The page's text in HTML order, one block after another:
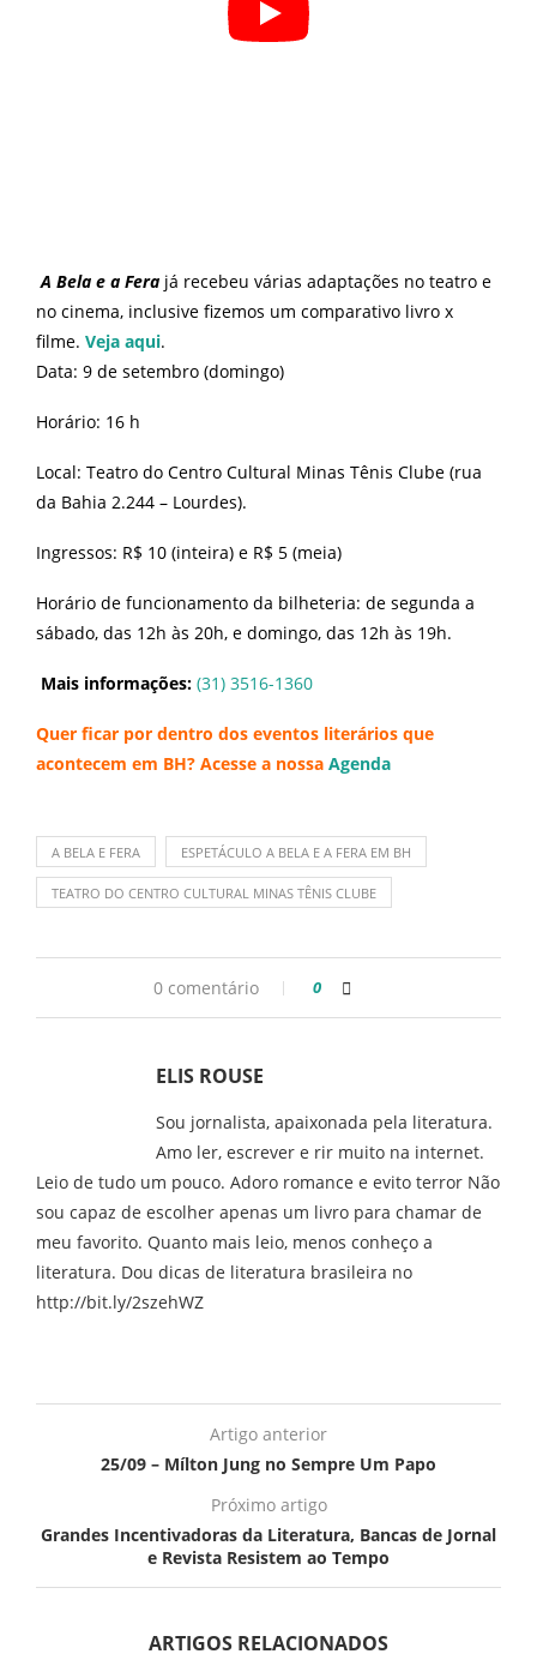
A Bela e a Fera já recebeu várias adaptações no teatro e
no cinema, inclusive fizemos um comparativo livro x
filme. Veja aqui.
Data: 9 de setembro (domingo)
Horário: 16 h
Local: Teatro do Centro Cultural Minas Tênis Clube (rua
da Bahia 2.244 – Lourdes).
Ingressos: R$ 10 (inteira) e R$ 5 (meia)
Horário de funcionamento da bilheteria: de segunda a
sábado, das 12h às 20h, e domingo, das 12h às 19h.
Mais informações: (31) 3516-1360
Quer ficar por dentro dos eventos literários que
acontecem em BH? Acesse a nossa Agenda
A BELA E FERA ESPETÁCULO A BELA E A FERA EM BH
TEATRO DO CENTRO CULTURAL MINAS TÊNIS CLUBE
0 comentário 0
ELIS ROUSE
Sou jornalista, apaixonada pela literatura.
Amo ler, escrever e rir muito na internet.
Leio de tudo um pouco. Adoro romance e evito terror Não
sou capaz de escolher apenas um livro para chamar de
meu favorito. Quanto mais leio, menos conheço a
literatura. Dou dicas de literatura brasileira no
http://bit.ly/2szehWZ
Artigo anterior
25/09 – Mílton Jung no Sempre Um Papo
Próximo artigo
Grandes Incentivadoras da Literatura, Bancas de Jornal
e Revista Resistem ao Tempo
ARTIGOS RELACIONADOS